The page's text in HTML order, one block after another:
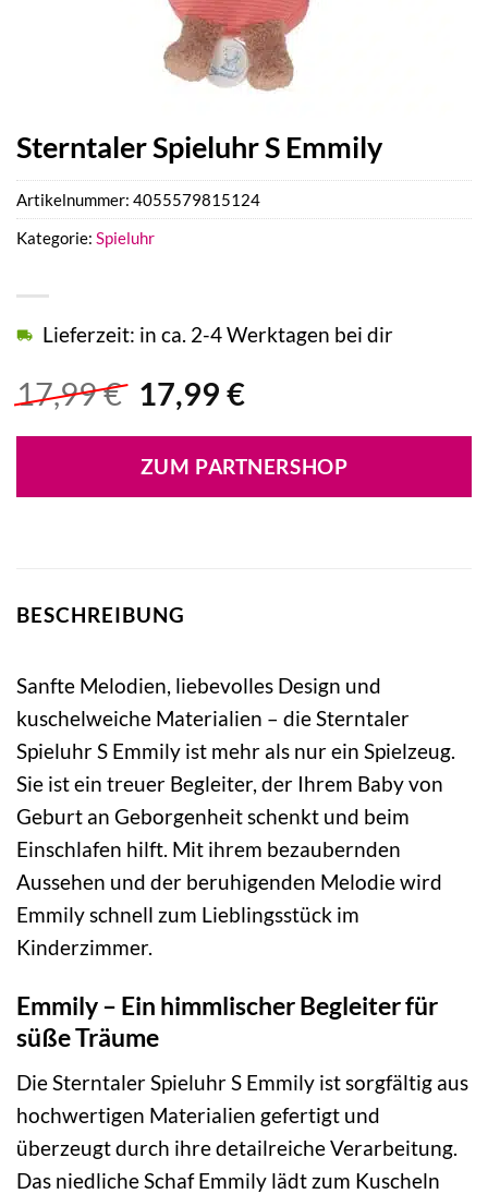
Sterntaler Spieluhr S Emmily
17,99€ Ursprünglicher
war:
17,99 €
17,99 €Aktueller
ist:
17,99 €.
Lieferzeit: in ca. 2-4 Werktagen bei dir
ZUM PARTNERSHOP
Artikelnummer: 4055579815124
Kategorie: Spieluhr
BESCHREIBUNG
Sanfte Melodien, liebevolles Design und
kuschelweiche Materialien – die Sterntaler
Spieluhr S Emmily ist mehr als nur ein Spielzeug.
Sie ist ein treuer Begleiter, der Ihrem Baby von
Geburt an Geborgenheit schenkt und beim
Einschlafen hilft. Mit ihrem bezaubernden
Aussehen und der beruhigenden Melodie wird
Emmily schnell zum Lieblingsstück im
Kinderzimmer.
Emmily – Ein himmlischer Begleiter für
süße Träume
Die Sterntaler Spieluhr S Emmily ist sorgfältig aus
hochwertigen Materialien gefertigt und
überzeugt durch ihre detailreiche Verarbeitung.
Das niedliche Schaf Emmily lädt zum Kuscheln